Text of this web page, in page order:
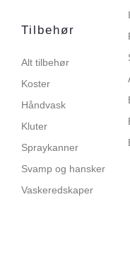
Tilbehør
Alt tilbehør
Koster
Håndvask
Kluter
Spraykanner
Svamp og hansker
Vaskeredskaper